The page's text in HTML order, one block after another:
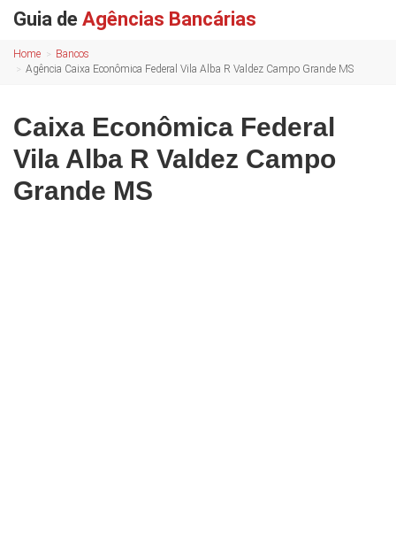
Guia de Agências Bancárias
Home
Bancos
Agência Caixa Econômica Federal Vila Alba R Valdez Campo Grande MS
Caixa Econômica Federal
Vila Alba R Valdez Campo
Grande MS